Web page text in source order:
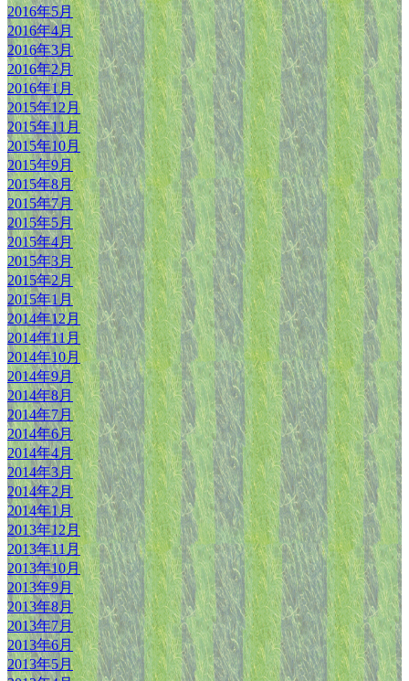
2016年5月
2016年4月
2016年3月
2016年2月
2016年1月
2015年12月
2015年11月
2015年10月
2015年9月
2015年8月
2015年7月
2015年5月
2015年4月
2015年3月
2015年2月
2015年1月
2014年12月
2014年11月
2014年10月
2014年9月
2014年8月
2014年7月
2014年6月
2014年4月
2014年3月
2014年2月
2014年1月
2013年12月
2013年11月
2013年10月
2013年9月
2013年8月
2013年7月
2013年6月
2013年5月